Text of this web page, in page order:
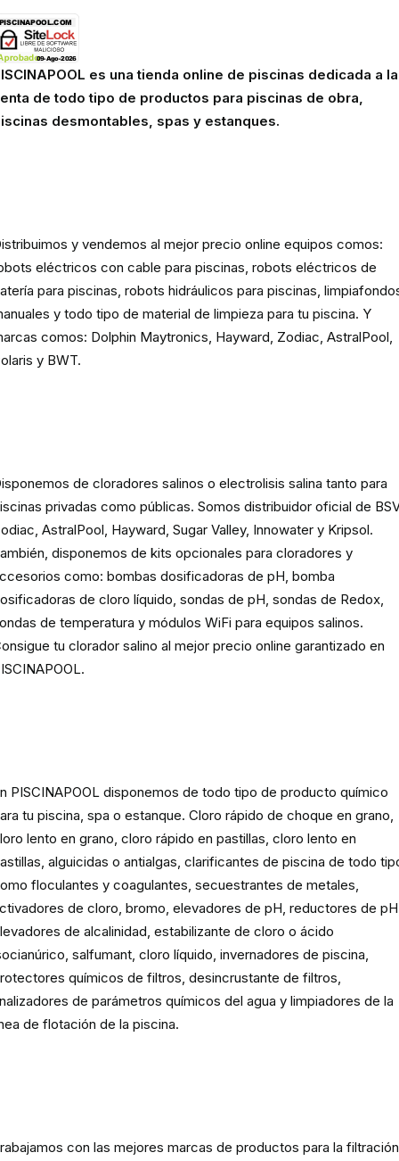
es una tienda online de piscinas dedicada a la
de todo tipo de productos para piscinas de obra,
desmontables, spas y estanques.
y vendemos al mejor precio online equipos comos:
eléctricos con cable para piscinas, robots eléctricos de
para piscinas, robots hidráulicos para piscinas,
y todo tipo de material de limpieza para tu piscina. Y
comos: Dolphin Maytronics, Hayward, Zodiac, AstralPool,
y BWT.
de cloradores salinos o electrolisis salina tanto para
privadas como públicas. Somos distribuidor oficial de
AstralPool, Hayward, Sugar Valley, Innowater y Kripsol.
disponemos de kits opcionales para cloradores y
como: bombas dosificadoras de pH, bomba
de cloro líquido, sondas de pH, sondas de Redox,
de temperatura y módulos WiFi para equipos salinos.
tu clorador salino al mejor precio online garantizado en
PISCINAPOOL disponemos de todo tipo de producto químico
tu piscina, spa o estanque. Cloro rápido de choque en grano,
lento en grano, cloro rápido en pastillas, cloro lento en
alguicidas o antialgas, clarificantes de piscina de todo
floculantes y coagulantes, secuestrantes de metales,
de cloro, bromo, elevadores de pH, reductores de
de alcalinidad, estabilizante de cloro o ácido
salfumant, cloro líquido, invernadores de piscina,
químicos de filtros, desincrustante de filtros,
de parámetros químicos del agua y limpiadores de la
de flotación de la piscina.
con las mejores marcas de productos para la filtración